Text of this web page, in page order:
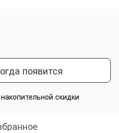
появится
скидки